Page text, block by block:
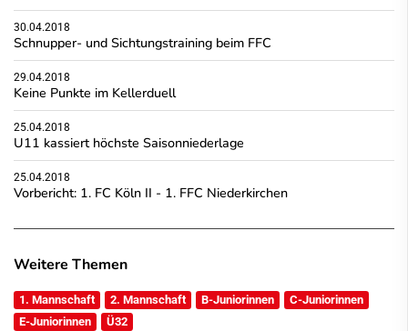
30.04.2018
Schnupper- und Sichtungstraining beim FFC
29.04.2018
Keine Punkte im Kellerduell
25.04.2018
U11 kassiert höchste Saisonniederlage
25.04.2018
Vorbericht: 1. FC Köln II - 1. FFC Niederkirchen
Weitere Themen
1. Mannschaft 2. Mannschaft B-Juniorinnen
C-Juniorinnen
E-Juniorinnen
Ü32